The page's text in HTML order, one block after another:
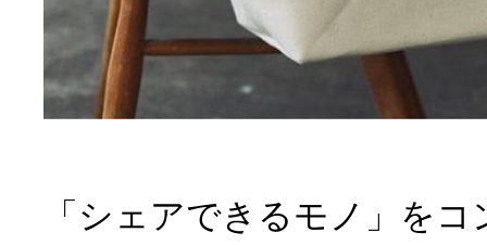
「シェアできるモノ」を